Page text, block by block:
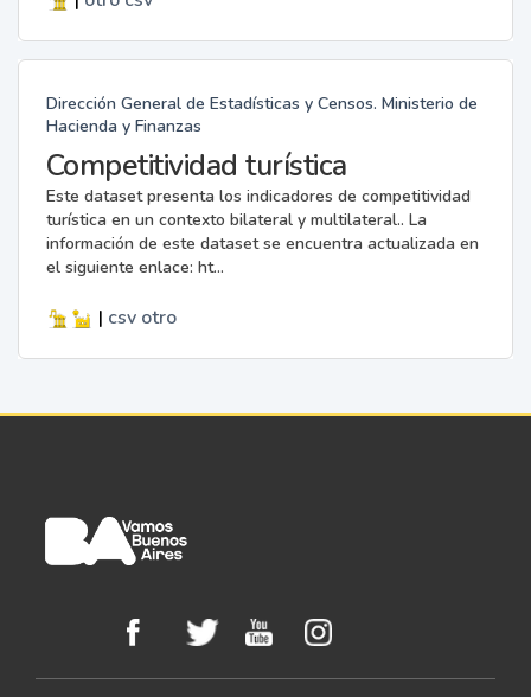
Dirección General de Estadísticas y Censos. Ministerio de
Hacienda y Finanzas
Competitividad turística
Este dataset presenta los indicadores de competitividad
turística en un contexto bilateral y multilateral.. La
información de este dataset se encuentra actualizada en
el siguiente enlace: ht...
| csv otro